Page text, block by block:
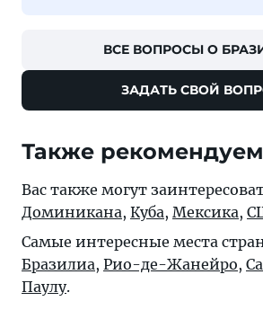
ВСЕ ВОПРОСЫ О
ЗАДАТЬ СВОЙ
Также рекомендуем
Вас также могут
Доминикана, Куба, Мексика,
Самые интересные места
Бразилиа, Рио-де-Жанейро,
Паулу.